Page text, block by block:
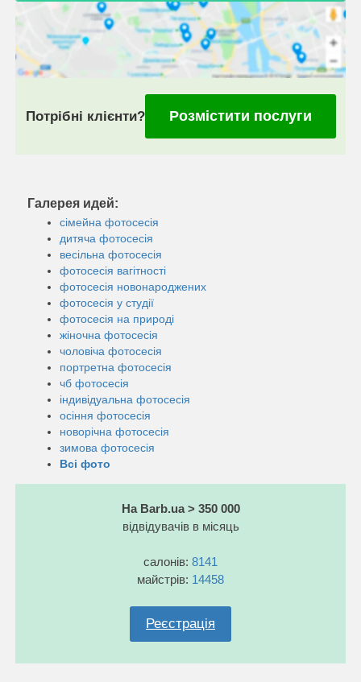
Потрібні клієнти? Розмістити послуги
Галерея идей:
сімейна фотосесія
дитяча фотосесія
весільна фотосесія
фотосесія вагітності
фотосесія новонароджених
фотосесія у студії
фотосесія на природі
жіночна фотосесія
чоловіча фотосесія
портретна фотосесія
чб фотосесія
індивідуальна фотосесія
осіння фотосесія
новорічна фотосесія
зимова фотосесія
Всі фото
На Barb.ua > 350 000
відвідувачів в місяць
салонів: 8141
майстрів: 14458
Реєстрація